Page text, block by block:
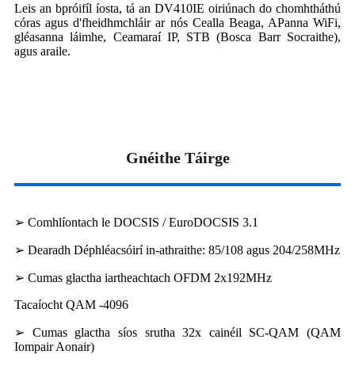
Leis an bpróifíl íosta, tá an DV410IE oiriúnach do chomhtháthú
córas agus d'fheidhmchláir ar nós Cealla Beaga, APanna WiFi,
gléasanna láimhe, Ceamaraí IP, STB (Bosca Barr Socraithe),
agus araile.
Gnéithe Táirge
➢ Comhlíontach le DOCSIS / EuroDOCSIS 3.1
➢ Dearadh Déphléacsóirí in-athraithe: 85/108 agus 204/258MHz
➢ Cumas glactha iartheachtach OFDM 2x192MHz
Tacaíocht QAM -4096
➢ Cumas glactha síos srutha 32x cainéil SC-QAM (QAM
Iompair Aonair)